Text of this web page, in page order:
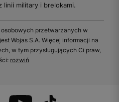
linii military i brelokami.
przetwarzanych w
Wojas S.A. Więcej informacji na
w tym przysługujących Ci praw,
rozwiń